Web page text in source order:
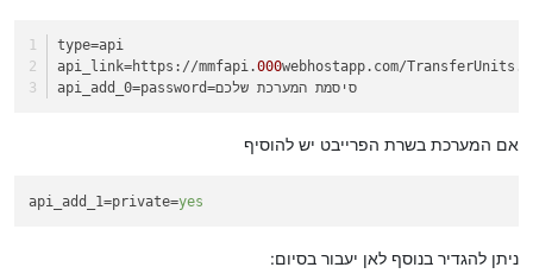
type=api
api_link=https://mmfapi.000webhostapp.com/
api_add_0
=password=סיסמת המערכת שלכם
אם המערכת בשרת הפרייבט יש להוסיף
api_add_1=private=yes
ניתן להגדיר בנוסף לאן יעבור בסיום: